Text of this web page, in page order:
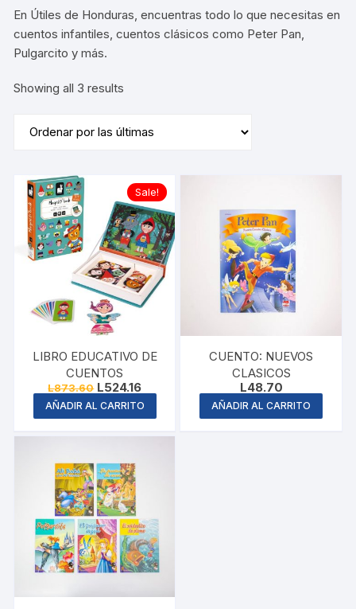
En Útiles de Honduras, encuentras todo lo que necesitas en
cuentos infantiles, cuentos clásicos como Peter Pan,
Pulgarcito y más.
Showing all 3 results
latest
Sale!
LIBRO EDUCATIVO DE
CUENTOS
L873.60 Original
price
was:
L873.60.
L524.16Current
price
is:
L524.16.
AÑADIR AL CARRITO
CUENTO: NUEVOS
CLASICOS
L48.70
AÑADIR AL CARRITO